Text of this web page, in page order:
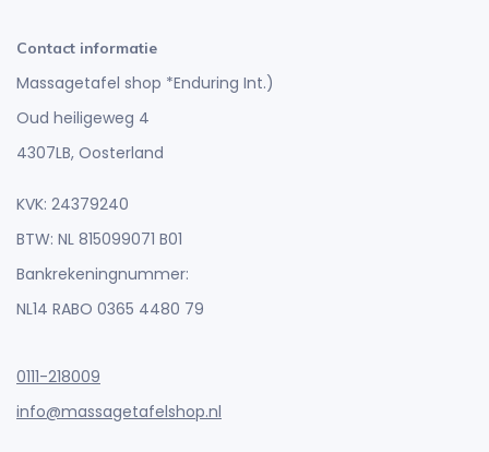
Contact informatie
Massagetafel shop *Enduring Int.)
Oud heiligeweg 4
4307LB, Oosterland
KVK: 24379240
BTW: NL 815099071 B01
Bankrekeningnummer:
NL14 RABO 0365 4480 79
0111-218009
info@massagetafelshop.nl